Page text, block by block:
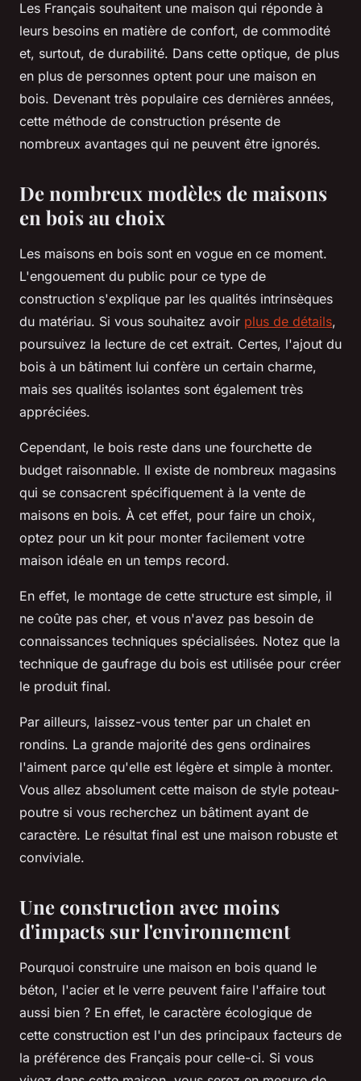
Les Français souhaitent une maison qui réponde à
leurs besoins en matière de confort, de commodité
et, surtout, de durabilité. Dans cette optique, de plus
en plus de personnes optent pour une maison en
bois. Devenant très populaire ces dernières années,
cette méthode de construction présente de
nombreux avantages qui ne peuvent être ignorés.
De nombreux modèles de maisons
en bois au choix
Les maisons en bois sont en vogue en ce moment.
L'engouement du public pour ce type de
construction s'explique par les qualités intrinsèques
du matériau. Si vous souhaitez avoir plus de détails,
poursuivez la lecture de cet extrait. Certes, l'ajout du
bois à un bâtiment lui confère un certain charme,
mais ses qualités isolantes sont également très
appréciées.
Cependant, le bois reste dans une fourchette de
budget raisonnable. Il existe de nombreux magasins
qui se consacrent spécifiquement à la vente de
maisons en bois. À cet effet, pour faire un choix,
optez pour un kit pour monter facilement votre
maison idéale en un temps record.
En effet, le montage de cette structure est simple, il
ne coûte pas cher, et vous n'avez pas besoin de
connaissances techniques spécialisées. Notez que la
technique de gaufrage du bois est utilisée pour créer
le produit final.
Par ailleurs, laissez-vous tenter par un chalet en
rondins. La grande majorité des gens ordinaires
l'aiment parce qu'elle est légère et simple à monter.
Vous allez absolument cette maison de style poteau-
poutre si vous recherchez un bâtiment ayant de
caractère. Le résultat final est une maison robuste et
conviviale.
Une construction avec moins
d'impacts sur l'environnement
Pourquoi construire une maison en bois quand le
béton, l'acier et le verre peuvent faire l'affaire tout
aussi bien ? En effet, le caractère écologique de
cette construction est l'un des principaux facteurs de
la préférence des Français pour celle-ci. Si vous